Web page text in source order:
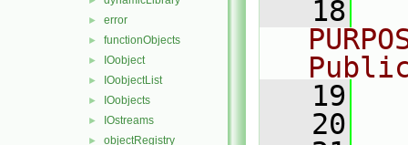
► error
► functionObjects
► IOobject
► IOobjectList
► IOobjects
► IOstreams
► objectRegistry
   18
   19
   20